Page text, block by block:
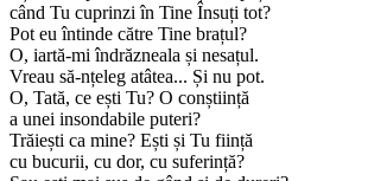
când Tu cuprinzi în Tine Însuți tot?
Pot eu întinde către Tine brațul?
O, iartă-mi îndrăzneala și nesațul.
Vreau să-nțeleg atâtea... Și nu pot.
O, Tată, ce ești Tu? O conștiință
a unei insondabile puteri?
Trăiești ca mine? Ești și Tu ființă
cu bucurii, cu dor, cu suferință?